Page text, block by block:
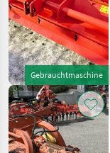
Maschio
Bisonte
280
KATEGORIE
WÄHLEN
Landtechnik
18
Kommunaltechnik
5
Gebrauchtmaschine